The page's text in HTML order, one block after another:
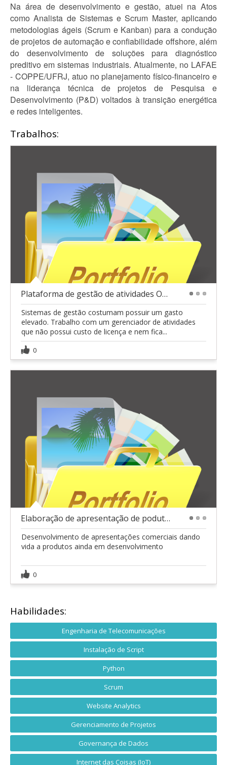
Na área de desenvolvimento e gestão, atuei na Atos
como Analista de Sistemas e Scrum Master, aplicando
metodologias ágeis (Scrum e Kanban) para a condução
de projetos de automação e confiabilidade offshore, além
do desenvolvimento de soluções para diagnóstico
preditivo em sistemas industriais. Atualmente, no LAFAE
- COPPE/UFRJ, atuo no planejamento físico-financeiro e
na liderança técnica de projetos de Pesquisa e
Desenvolvimento (P&D) voltados à transição energética
e redes inteligentes.
Trabalhos:
Plataforma de gestão de atividades Open Source
Sistemas de gestão costumam possuir um gasto
elevado. Trabalho com um gerenciador de atividades
que não possui custo de licença e nem fica...
0
Elaboração de apresentação de podutos
Desenvolvimento de apresentações comerciais dando
vida a produtos ainda em desenvolvimento
0
Habilidades:
Engenharia de Telecomunicações
Instalação de Script
Python
Scrum
Website Analytics
Gerenciamento de Projetos
Governança de Dados
Internet das Coisas (IoT)